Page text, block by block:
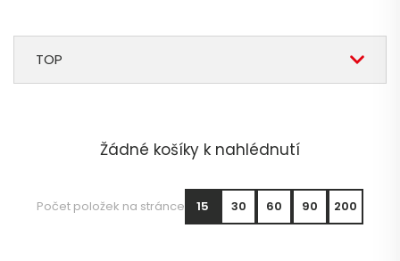
TOP
Žádné košíky k nahlédnutí
Počet položek na stránce 15 30 60 90 200